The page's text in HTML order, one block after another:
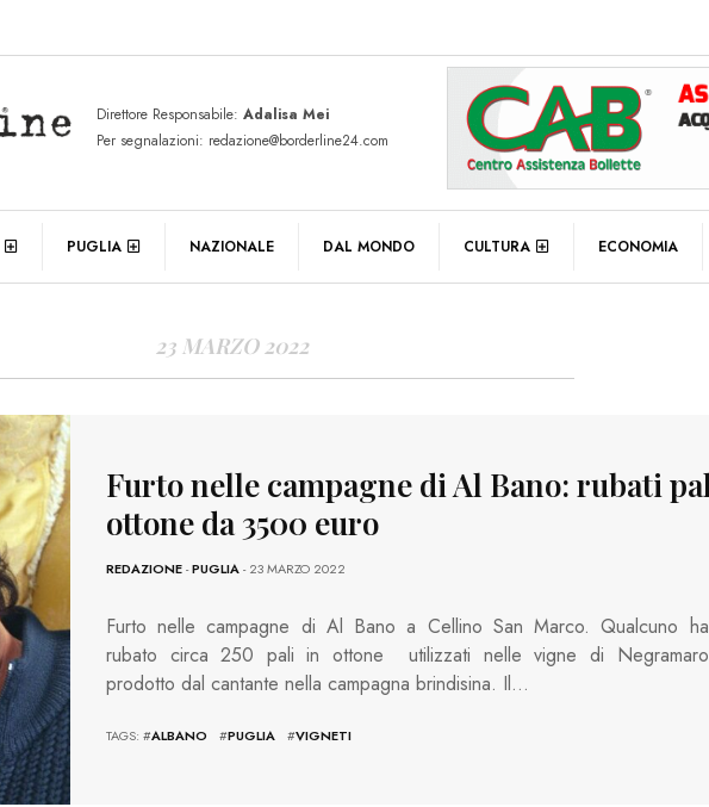
Direttore Responsabile: Adalisa Mei
Per segnalazioni: redazione@borderline24.com
PUGLIA NAZIONALE DAL MONDO CULTURA ECONOMIA
DAILY ARCHIVES
23 MARZO 2022
Furto nelle campagne di Al Bano: rubati
ottone da 3500 euro
REDAZIONE-PUGLIA- 23 MARZO 2022
Furto nelle campagne di Al Bano a Cellino San Marco. Qualcuno ha
rubato circa 250 pali in ottone utilizzati nelle vigne di Negramaro
prodotto dal cantante nella campagna brindisina. Il…
TAGS: #ALBANO #PUGLIA #VIGNETI